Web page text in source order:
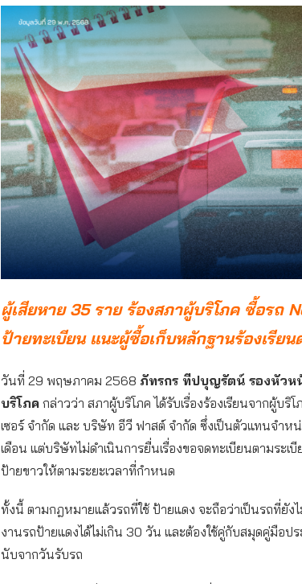
ผู้เสียหาย 35 ราย ร้องสภาผู้บริโภค ซื้อรถ
ป้ายทะเบียน แนะผู้ซื้อเก็บหลักฐานร้องเรียน
วันที่ 29 พฤษภาคม 2568 ภัทรกร ทีปบุญรัตน์ รองหัวห
บริโภค กล่าวว่า สภาผู้บริโภค ได้รับเรื่องร้องเรียนจากผู้บ
เซอร์ จำกัด และ บริษัท อีวี ฟาสต์ จำกัด ซึ่งเป็นตัวแทนจำ
เดือน แต่บริษัทไม่ดำเนินการยื่นเรื่องขอจดทะเบียนตามระ
ป้ายขาวให้ตามระยะเวลาที่กำหนด
ทั้งนี้ ตามกฎหมายแล้วรถที่ใช้ ป้ายแดง จะถือว่าเป็นรถที่ยัง
งานรถป้ายแดงได้ไม่เกิน 30 วัน และต้องใช้คู่กับสมุดคู่มือป
นับจากวันรับรถ